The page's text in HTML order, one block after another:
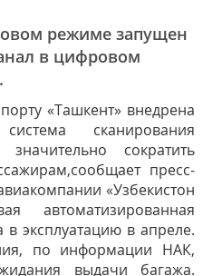
режиме запущен
в цифровом
«Ташкент» внедрена
сканирования
сократить
пресс-
«Узбекистон
автоматизированная
эксплуатацию в апреле.
по информации НАК,
выдачи багажа.